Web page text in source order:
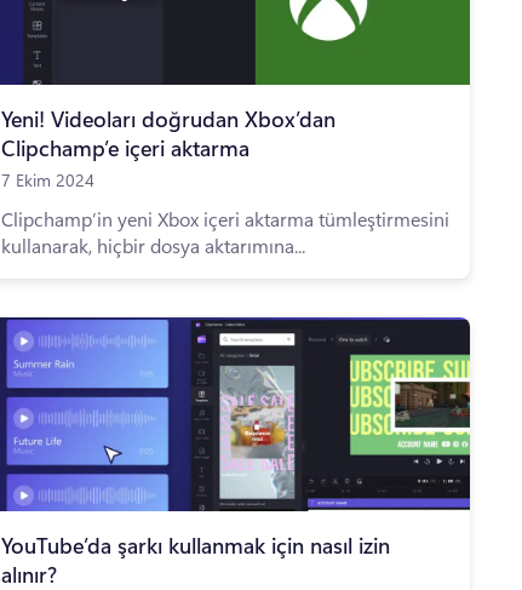
Yeni! Videoları doğrudan Xbox’dan
Clipchamp’e içeri aktarma
7 Ekim 2024
Clipchamp’in yeni Xbox içeri aktarma tümleştirmesini
kullanarak, hiçbir dosya aktarımına...
YouTube’da şarkı kullanmak için nasıl izin
alınır?